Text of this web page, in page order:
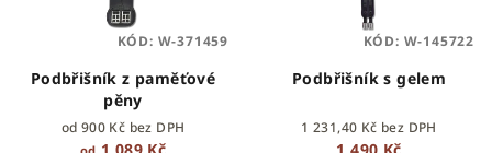
Podbřišník z paměťové
pěny
od 900 Kč bez DPH
1 089 Kč
KÓD: W-371459
Podbřišník s gelem
1 231,40 Kč bez DPH
1 490 Kč
KÓD: W-145722